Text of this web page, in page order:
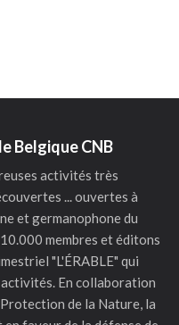
Belgique CNB
activités très
... ouvertes à
et germanophone du
membres et éditons
"L'ÉRABLE" qui
En collaboration
de la Nature, la